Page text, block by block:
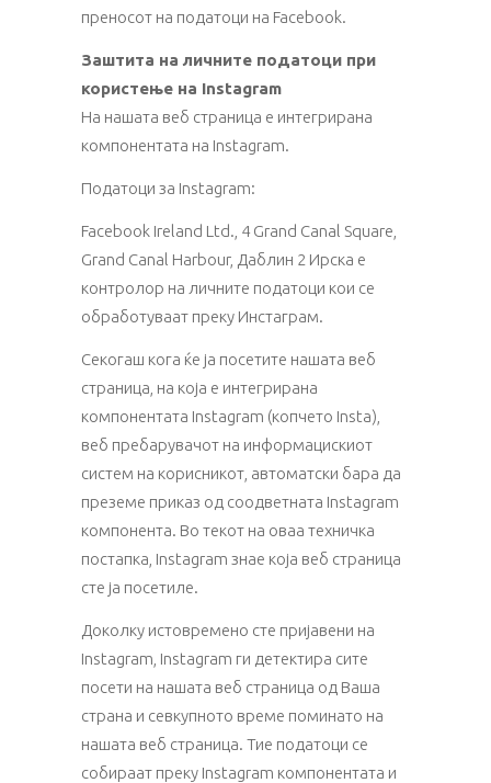
преносот на податоци на Facebook.
Заштита на личните податоци при
користење на Instagram
На нашата веб страница е интегрирана
компонентата на Instagram.
Податоци за Instagram:
Facebook Ireland Ltd., 4 Grand Canal Square,
Grand Canal Harbour, Даблин 2 Ирска е
контролор на личните податоци кои се
обработуваат преку Инстаграм.
Секогаш кога ќе ја посетите нашата веб
страница, на која е интегрирана
компонентата Instagram (копчето Insta),
веб пребарувачот на информацискиот
систем на корисникот, автоматски бара да
преземе приказ од соодветната Instagram
компонента. Во текот на оваа техничка
постапка, Instagram знае која веб страница
сте ја посетиле.
Доколку истовремено сте пријавени на
Instagram, Instagram ги детектира сите
посети на нашата веб страница од Ваша
страна и севкупното време поминато на
нашата веб страница. Тие податоци се
собираат преку Instagram компонентата и